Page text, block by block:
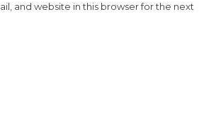
and website in this browser for the next